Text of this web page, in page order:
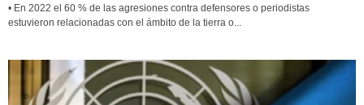
• En 2022 el 60 % de las agresiones contra defensores o periodistas
estuvieron relacionadas con el ámbito de la tierra o...